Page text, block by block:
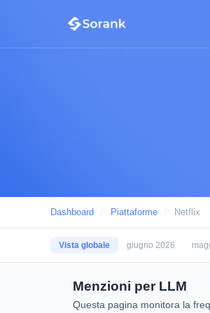
Dashboard / Piattaforme / Netflix
Vista globale giugno 2026
Menzioni per LLM
Questa pagina monitora la